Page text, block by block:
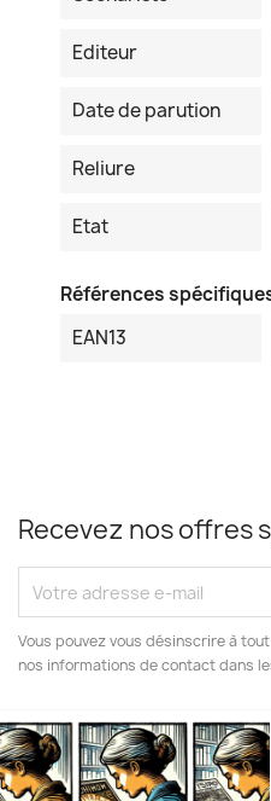
Editeur
Date de parution
Reliure
Etat
Références
EAN13
Recevez nos offres
Vous pouvez vous désinscrire à
nos informations de contact dans